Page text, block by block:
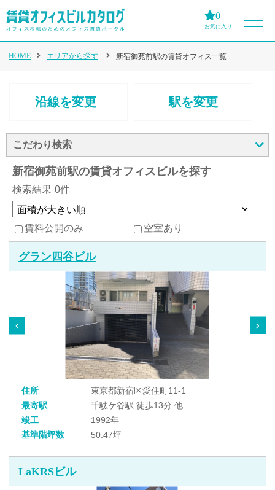
0
お気に入り
HOME エリアから探す 新宿御苑前駅の賃貸オフィス一覧
沿線を変更 駅を変更
こだわり検索
新宿御苑前駅の賃貸オフィスビルを探す
検索結果 0件
賃料公開のみ 空室あり
グラン四谷ビル
住所
東京都新宿区愛住町11-1
最寄駅
千駄ケ谷駅 徒歩13分 他
竣工
1992年
基準階坪数
50.47坪
LaKRSビル